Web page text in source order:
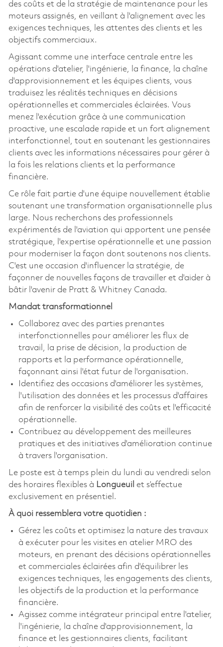
des coûts et de la stratégie de maintenance pour les
moteurs assignés, en veillant à l'alignement avec les
exigences techniques, les attentes des clients et les
objectifs commerciaux.
Agissant comme une interface centrale entre les
opérations d'atelier, l'ingénierie, la finance, la chaîne
d'approvisionnement et les équipes clients, vous
traduisez les réalités techniques en décisions
opérationnelles et commerciales éclairées. Vous
menez l'exécution grâce à une communication
proactive, une escalade rapide et un fort alignement
interfonctionnel, tout en soutenant les gestionnaires
clients avec les informations nécessaires pour gérer à
la fois les relations clients et la performance
financière.
Ce rôle fait partie d'une équipe nouvellement établie
soutenant une transformation organisationnelle plus
large. Nous recherchons des professionnels
expérimentés de l'aviation qui apportent une pensée
stratégique, l'expertise opérationnelle et une passion
pour moderniser la façon dont soutenons nos clients.
C'est une occasion d'influencer la stratégie, de
façonner de nouvelles façons de travailler et d'aider à
bâtir l'avenir de Pratt & Whitney Canada.
Mandat transformationnel
Collaborez avec des parties prenantes
interfonctionnelles pour améliorer les flux de
travail, la prise de décision, la production de
rapports et la performance opérationnelle,
façonnant ainsi l'état futur de l'organisation.
Identifiez des occasions d'améliorer les systèmes,
l'utilisation des données et les processus d'affaires
afin de renforcer la visibilité des coûts et l'efficacité
opérationnelle.
Contribuez au développement des meilleures
pratiques et des initiatives d'amélioration continue
à travers l'organisation.
Le poste est à temps plein du lundi au vendredi selon
des horaires flexibles à Longueuil et s’effectue
exclusivement en présentiel.
À quoi ressemblera votre quotidien :
Gérez les coûts et optimisez la nature des travaux
à exécuter pour les visites en atelier MRO des
moteurs, en prenant des décisions opérationnelles
et commerciales éclairées afin d'équilibrer les
exigences techniques, les engagements des clients,
les objectifs de la production et la performance
financière.
Agissez comme intégrateur principal entre l'atelier,
l'ingénierie, la chaîne d'approvisionnement, la
finance et les gestionnaires clients, facilitant